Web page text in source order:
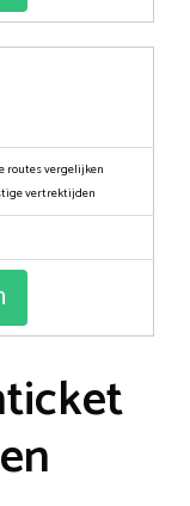
routes vergelijken
vertrektijden